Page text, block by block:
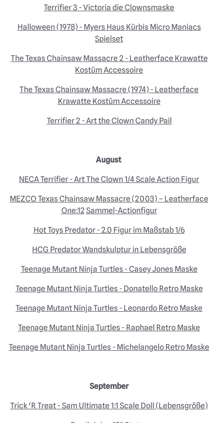
Terrifier 3 - Victoria die Clownsmaske
Halloween (1978) - Myers Haus Kürbis Micro Maniacs
Spielset
The Texas Chainsaw Massacre 2 - Leatherface Krawatte
Kostüm Accessoire
The Texas Chainsaw Massacre (1974) - Leatherface
Krawatte Kostüm Accessoire
Terrifier 2 - Art the Clown Candy Pail
August
NECA Terrifier - Art The Clown 1/4 Scale Action Figur
MEZCO Texas Chainsaw Massacre (2003) – Leatherface
One:12 Sammel-Actionfigur
Hot Toys Predator - 2.0 Figur im Maßstab 1/6
HCG Predator Wandskulptur in Lebensgröße
Teenage Mutant Ninja Turtles - Casey Jones Maske
Teenage Mutant Ninja Turtles - Donatello Retro Maske
Teenage Mutant Ninja Turtles - Leonardo Retro Maske
Teenage Mutant Ninja Turtles - Raphael Retro Maske
Teenage Mutant Ninja Turtles - Michelangelo Retro Maske
September
Trick ‘R Treat - Sam Ultimate 1:1 Scale Doll (Lebensgröße)